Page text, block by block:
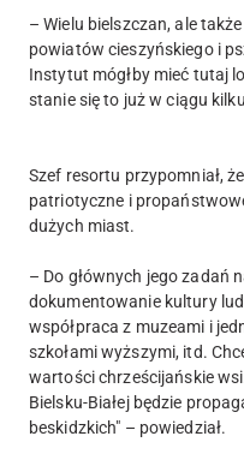
– Wielu bielszczan, ale
powiatów cieszyńskiego i
Instytut mógłby mieć tutaj
stanie się to już w ciągu
Szef resortu przypomniał,
patriotyczne i
dużych miast.
– Do głównych jego zadań
dokumentowanie kultury
współpraca z muzeami i
szkołami wyższymi, itd.
wartości chrześcijańskie
Bielsku-Białej będzie
beskidzkich" – powiedział.